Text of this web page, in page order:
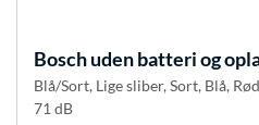
Boschuden batteri og
Blå/Sort, Lige sliber, Sort, Blå,
71 dB